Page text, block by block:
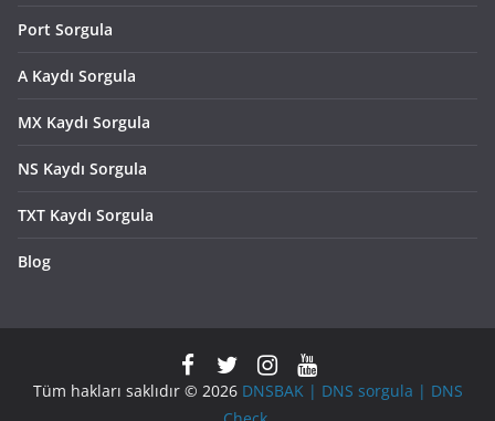
Port Sorgula
A Kaydı Sorgula
MX Kaydı Sorgula
NS Kaydı Sorgula
TXT Kaydı Sorgula
Blog
Tüm hakları saklıdır © 2026 DNSBAK | DNS sorgula | DNS